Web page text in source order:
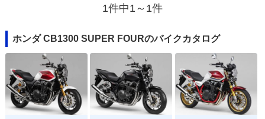
1件中1～1件
ホンダ CB1300 SUPER FOURのバイクカタログ